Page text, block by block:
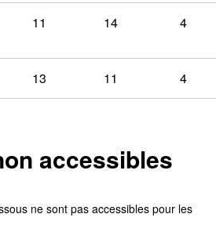
11 14 4
13 11 4
accessibles
ne sont pas accessibles pour les